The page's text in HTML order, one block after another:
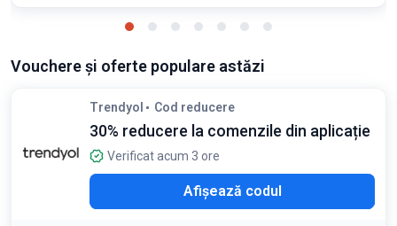
Vouchere și oferte populare astăzi
Trendyol Cod reducere
30% reducere la comenzile din aplicație
Verificat acum 3 ore
Afișează codul